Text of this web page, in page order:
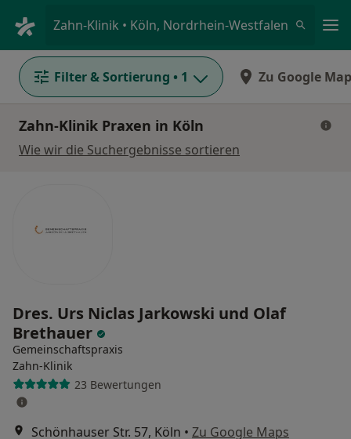
Zahn-Klinik • Köln, Nordrhein-Westfalen
Filter & Sortierung • 1 Zu Google
Zahn-Klinik Praxen in Köln
Wie wir die Suchergebnisse sortieren
Dres. Urs Niclas Jarkowski und Olaf
Brethauer
Gemeinschaftspraxis
Zahn-Klinik
23 Bewertungen
Schönhauser Str. 57, Köln • Zu Google Maps